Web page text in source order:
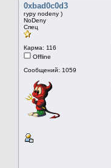
0xbad0c0d3
гуру nodeny )
NoDeny
Спец
Карма: 116
Offline
Сообщений: 1059